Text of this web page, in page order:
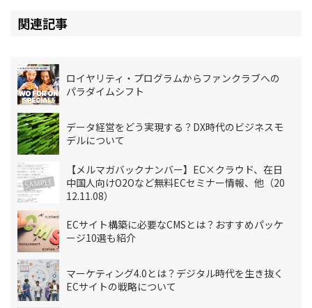
関連記事
ロイヤリティ・プログラムからファンクラブへの
パラダイムシフト
データ経営をどう実現する？DX時代のビジネスモ
デルについて
【メルマガバックナンバー】EC×クラウド、在日
中国人向けO2Oなど無料ECセミナー情報、他（20
12.11.08）
ECサイト構築に必要なCMSとは？おすすめパッケ
ージ10選も紹介
マーケティング4.0とは？デジタル時代を生き抜く
ECサイトの戦略について